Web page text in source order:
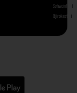
Schweinfurt
Gjirokastra